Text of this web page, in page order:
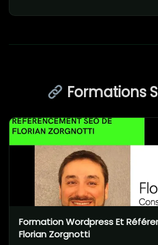
Formations
Formation Wordpress Et
Florian Zorgnotti